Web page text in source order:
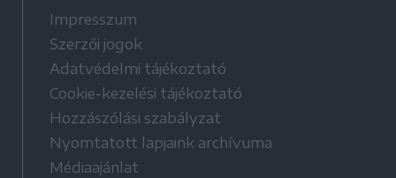
Impresszum
Szerzői jogok
Adatvédelmi tájékoztató
Cookie-kezelési tájékoztató
Hozzászólási szabályzat
Nyomtatott lapjaink archívuma
Médiaajánlat